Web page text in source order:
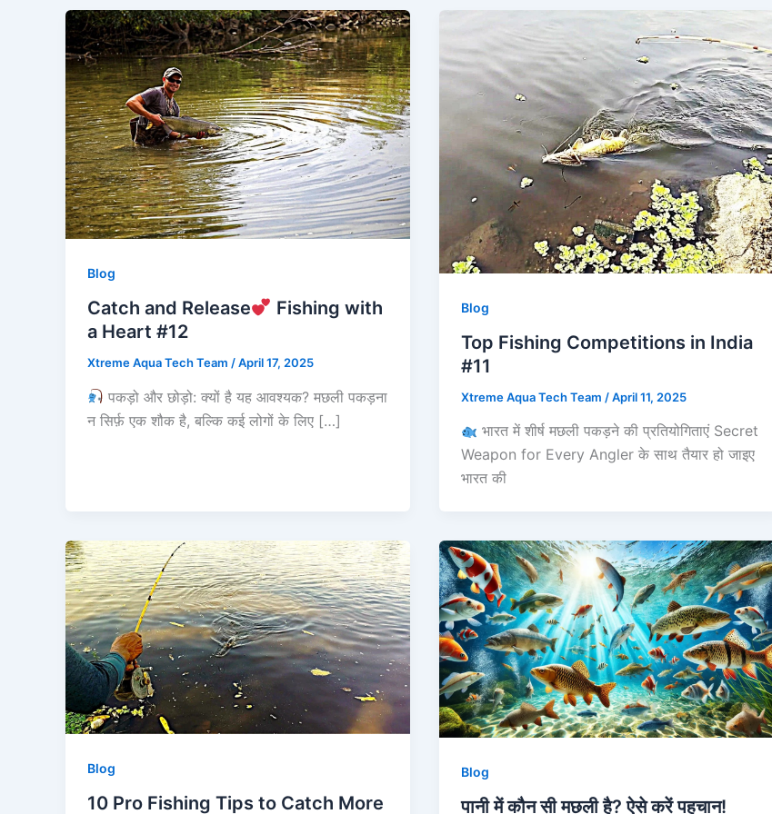
Blog
Catch and Release
Fishing with
a Heart #12
Xtreme Aqua Tech Team /April 17, 2025
पकड़ो और छोड़ो: क्यों है यह आवश्यक? मछली पकड़ना
न सिर्फ़ एक शौक है, बल्कि कई लोगों के लिए […]
Blog
Top Fishing Competitions in India
#11
Xtreme Aqua Tech Team /April 11, 2025
भारत में शीर्ष मछली पकड़ने की प्रतियोगिताएं Secret
Weapon for Every Angler के साथ तैयार हो जाइए
भारत की
Blog
10 Pro Fishing Tips to Catch More
Blog
पानी में कौन सी मछली है? ऐसे करें पहचान!